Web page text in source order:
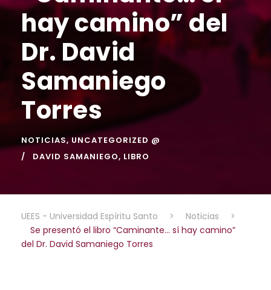
hay camino” del
Dr. David
Samaniego
Torres
NOTICIAS, UNCATEGORIZED @
DAVID SAMANIEGO, LIBRO
UEES - Universidad Espíritu Santo > Noticias
>
Se presentó el libro “Caminante… sí hay camino”
del Dr. David Samaniego Torres